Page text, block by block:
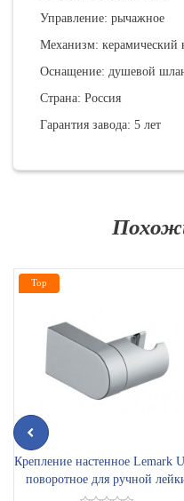
Управление: рычажное
Механизм: керамический
Оснащение: душевой
Страна: Россия
Гарантия завода: 5 лет
Крепление настенное Lemark
поворотное для ручной
хром LM8013C
Top